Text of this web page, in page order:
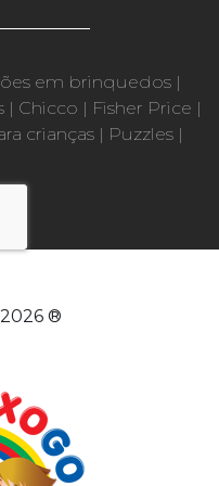
em brinquedos |
| Chicco | Fisher Price |
crianças| Puzzles|
®